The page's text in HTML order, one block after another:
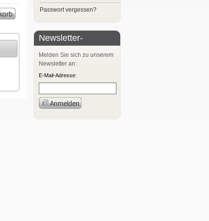
Passwort vergessen?
Newsletter-
Anmeldung
Melden Sie sich zu unserem
Newsletter an:
E-Mail-Adresse: